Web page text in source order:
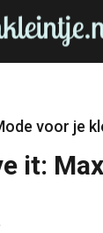
voor je
it: